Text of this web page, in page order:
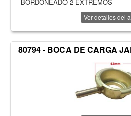
Ver detalles del
80794 - BOCA DE CARGA